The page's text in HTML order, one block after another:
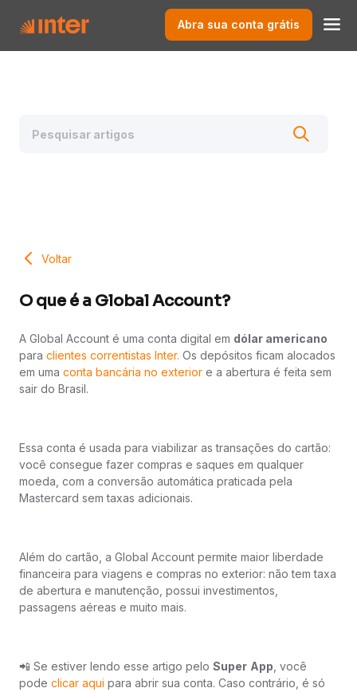
Abra sua conta grátis
Voltar
O que é a Global Account?
A Global Account é uma conta digital em dólar americano
para clientes correntistas Inter. Os depósitos ficam alocados
em uma conta bancária no exterior e a abertura é feita sem
sair do Brasil.
Essa conta é usada para viabilizar as transações do cartão:
você consegue fazer compras e saques em qualquer
moeda, com a conversão automática praticada pela
Mastercard sem taxas adicionais.
Além do cartão, a Global Account permite maior liberdade
financeira para viagens e compras no exterior: não tem taxa
de abertura e manutenção, possui investimentos,
passagens aéreas e muito mais.
📲 Se estiver lendo esse artigo pelo Super App , você
pode clicar aqui para abrir sua conta. Caso contrário, é só